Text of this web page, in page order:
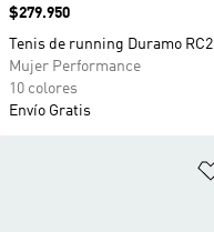
Precio
$279.950
Tenis de running Duramo RC2
Mujer Performance
10 colores
Envío Gratis